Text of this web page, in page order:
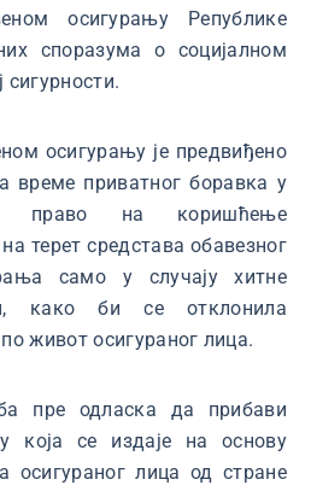
осигурању Републике
споразума о социјалном
сигурности.
осигурању је предвиђено
време приватног боравка у
право на коришћење
терет средстава обавезног
само у случају хитне
како би се отклонила
живот осигураног лица.
пре одласка да прибави
која се издаје на основу
осигураног лица од стране